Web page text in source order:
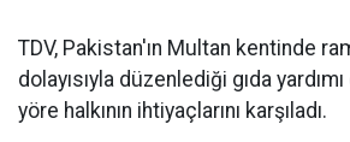
TDV, Pakistan'ın Multan kentinde
dolayısıyla düzenlediği gıda
yöre halkının ihtiyaçlarını karşıladı.